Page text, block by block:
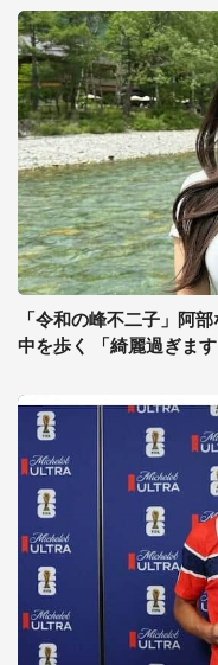
「令和の峰不二子」阿
中を歩く 「綺麗過ぎま